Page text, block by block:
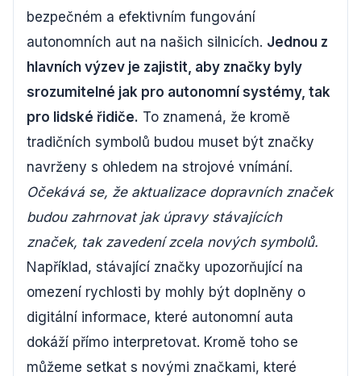
bezpečném a efektivním fungování
autonomních aut na našich silnicích. Jednou z
hlavních výzev je zajistit, aby značky byly
srozumitelné jak pro autonomní systémy, tak
pro lidské řidiče. To znamená, že kromě
tradičních symbolů budou muset být značky
navrženy s ohledem na strojové vnímání.
Očekává se, že aktualizace dopravních značek
budou zahrnovat jak úpravy stávajících
značek, tak zavedení zcela nových symbolů.
Například, stávající značky upozorňující na
omezení rychlosti by mohly být doplněny o
digitální informace, které autonomní auta
dokáží přímo interpretovat. Kromě toho se
můžeme setkat s novými značkami, které